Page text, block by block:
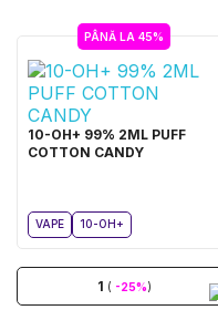
PÂNĂ LA 45%
10-OH+ 99% 2ML PUFF
COTTON CANDY
VAPE 10-OH+
1 ( -25%)